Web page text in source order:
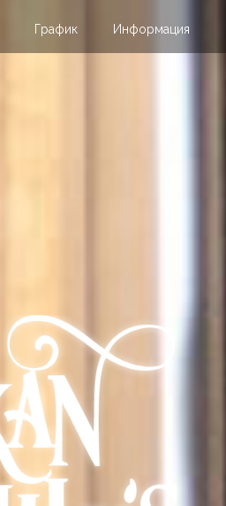
График Информация